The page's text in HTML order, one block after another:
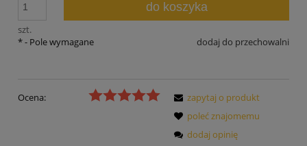
szt.
do koszyka
dodaj do przechowalni
*- Pole wymagane
Ocena:
zapytaj o produkt
poleć znajomemu
dodaj opinię